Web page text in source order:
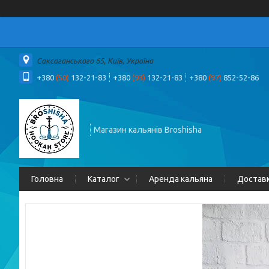
Саксаганського 65, Київ, Україна
+380 (50) 132-21-83 +380 (93) 132-21-83 +380 (97) 852-52-86
Магазин кальянів Broshisha
Головна Каталог Аренда кальяна